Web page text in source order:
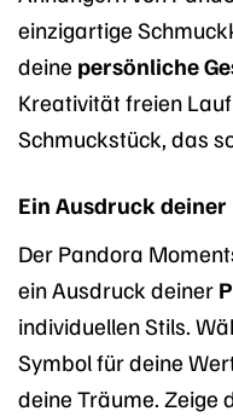
einzigartige
deine persönliche
Kreativität freien
Schmuckstück, das
Ein Ausdruck
Der Pandora
ein Ausdruck deiner
individuellen Stils.
Symbol für deine
deine Träume. Zeige